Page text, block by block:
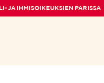
JA IHMISOIKEUKSIEN PARISSA